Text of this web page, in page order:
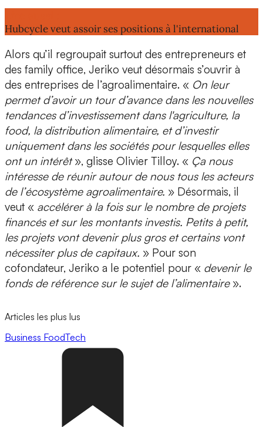
Hubcycle veut assoir ses positions à l'international
Alors qu’il regroupait surtout des entrepreneurs et
des family office, Jeriko veut désormais s’ouvrir à
des entreprises de l’agroalimentaire. « On leur
permet d’avoir un tour d’avance dans les nouvelles
tendancesd’investissement dans l'agriculture, la
food, la distribution alimentaire, et d’investir
uniquement dans les sociétés pour lesquelles elles
ont un intérêt», glisse Olivier Tilloy. « Ça nous
intéresse de réunir autour de nous tous les acteurs
de l’écosystème agroalimentaire. » Désormais, il
veut « accélérer à la fois sur le nombre de projets
financés et sur les montants investis. Petits à petit,
les projets vont devenir plus groset certains vont
nécessiter plus de capitaux. » Pour son
cofondateur, Jeriko a le potentiel pour « devenir le
fonds de référencesur le sujet de l’alimentaire».
Articles les plus lus
Business FoodTech